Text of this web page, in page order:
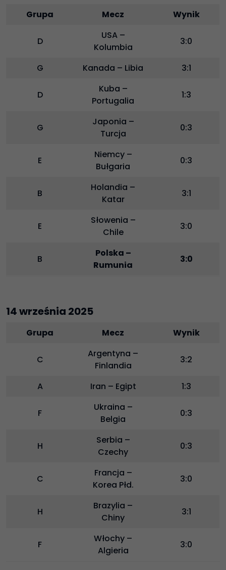
Grupa Mecz Wynik
D
USA –
Kolumbia
3:0
G Kanada – Libia 3:1
D
Kuba –
Portugalia
1:3
G
Japonia –
Turcja
0:3
E
Niemcy –
Bułgaria
0:3
B
Holandia –
Katar
3:1
E
Słowenia –
Chile
3:0
B
Polska –
Rumunia
3:0
14 września 2025
Grupa Mecz Wynik
C
Argentyna –
Finlandia
3:2
A Iran – Egipt 1:3
F
Ukraina –
Belgia
0:3
H
Serbia –
Czechy
0:3
C
Francja –
Korea Płd.
3:0
H
Brazylia –
Chiny
3:1
F
Włochy –
Algieria
3:0